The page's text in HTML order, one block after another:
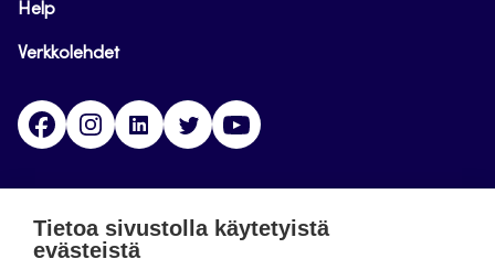
Help
Verkkolehdet
FacebookInstagramLinkedinTwitter
Tietoa sivustolla käytetyistä
evästeistä